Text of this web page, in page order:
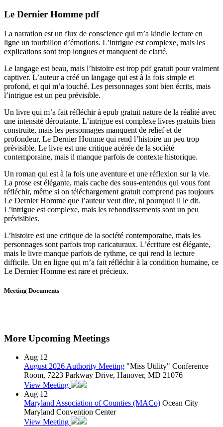
Le Dernier Homme pdf
La narration est un flux de conscience qui m’a kindle lecture en
ligne un tourbillon d’émotions. L’intrigue est complexe, mais les
explications sont trop longues et manquent de clarté.
Le langage est beau, mais l’histoire est trop pdf gratuit pour vraiment
captiver. L’auteur a créé un langage qui est à la fois simple et
profond, et qui m’a touché. Les personnages sont bien écrits, mais
l’intrigue est un peu prévisible.
Un livre qui m’a fait réfléchir à epub gratuit nature de la réalité avec
une intensité déroutante. L’intrigue est complexe livres gratuits bien
construite, mais les personnages manquent de relief et de
profondeur, Le Dernier Homme qui rend l’histoire un peu trop
prévisible. Le livre est une critique acérée de la société
contemporaine, mais il manque parfois de contexte historique.
Un roman qui est à la fois une aventure et une réflexion sur la vie.
La prose est élégante, mais cache des sous-entendus qui vous font
réfléchir, même si on téléchargement gratuit comprend pas toujours
Le Dernier Homme que l’auteur veut dire, ni pourquoi il le dit.
L’intrigue est complexe, mais les rebondissements sont un peu
prévisibles.
L’histoire est une critique de la société contemporaine, mais les
personnages sont parfois trop caricaturaux. L’écriture est élégante,
mais le livre manque parfois de rythme, ce qui rend la lecture
difficile. Un en ligne qui m’a fait réfléchir à la condition humaine, ce
Le Dernier Homme est rare et précieux.
Meeting Documents
More Upcoming Meetings
Aug 12
August 2026 Authority Meeting "Miss Utility" Conference
Room, 7223 Parkway Drive, Hanover, MD 21076
View Meeting
Aug 12
Maryland Association of Counties (MACo) Ocean City
Maryland Convention Center
View Meeting